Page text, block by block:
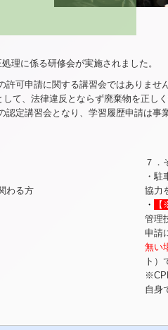
理に係る研修会が実施されました。
可申請に関する講習会ではありません
て、法律違反とならず廃棄物を正し
定講習会となり、学習履歴申請は事
わる方
７．
・
協力
・
管理
申請
無い
ト）
※
自身